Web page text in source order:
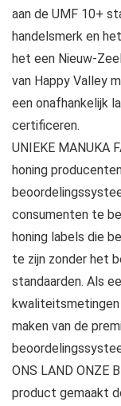
aan de UMF 10+
handelsmerk en
het een Nieuw-
van Happy Valley
een onafhankelijk
certificeren.
UNIEKE MANUKA
honing
consumenten te
honing labels die
te zijn zonder het
standaarden. Als
maken van de
ONS LAND ONZE
product gemaakt